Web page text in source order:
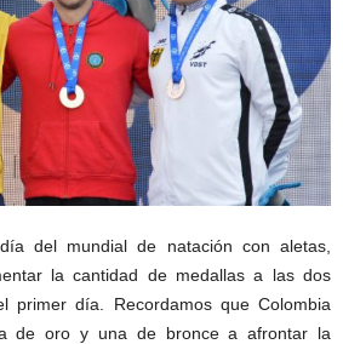
del mundial de natación con aletas,
la cantidad de medallas a las dos
primer día. Recordamos que Colombia
de oro y una de bronce a afrontar la